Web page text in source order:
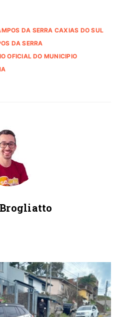
DA SERRA CAXIAS DO SUL
DA SERRA
OFICIAL DO MUNICIPIO